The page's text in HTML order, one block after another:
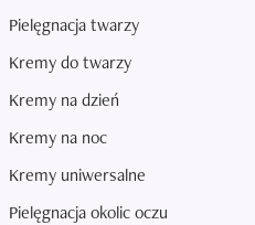
Pielęgnacja twarzy
Kremy do twarzy
Kremy na dzień
Kremy na noc
Kremy uniwersalne
Pielęgnacja okolic oczu